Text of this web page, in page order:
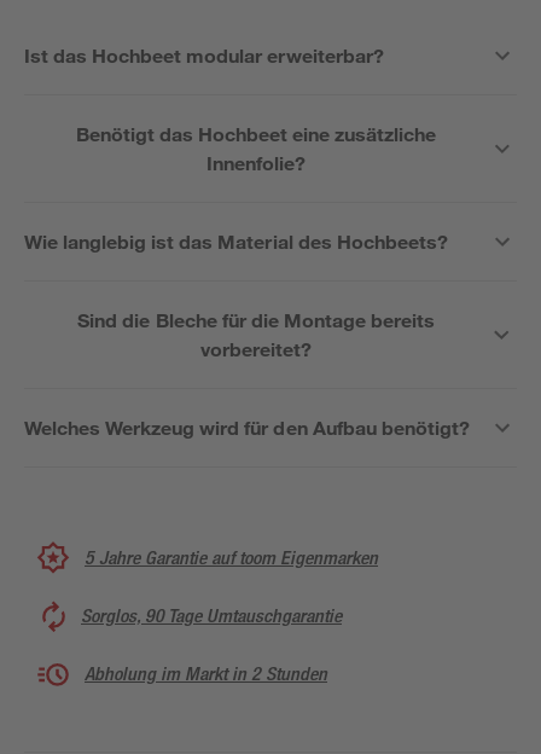
Ist das Hochbeet modular erweiterbar?
Benötigt das Hochbeet eine zusätzliche
Innenfolie?
Wie langlebig ist das Material des Hochbeets?
Sind die Bleche für die Montage bereits
vorbereitet?
Welches Werkzeug wird für den Aufbau benötigt?
5 Jahre Garantie auf toom Eigenmarken
Sorglos, 90 Tage Umtauschgarantie
Abholung im Markt in 2 Stunden